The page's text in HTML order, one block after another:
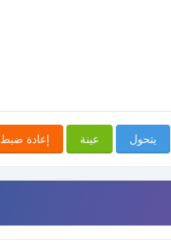
يتحول عينة إعادة ضبط